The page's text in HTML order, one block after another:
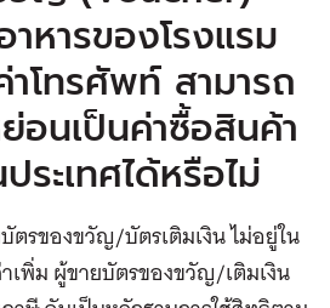
หารของโรงแรม
โทรศัพท์ สามารถ
อนเป็นค่าซื้อสินค้า
ระเทศได้หรือไม่
ตรของขวัญ/บัตรเติมเงิน ไม่อยู่ใน
เพิ่ม ผู้ขายบัตรของขวัญ/เติมเงิน